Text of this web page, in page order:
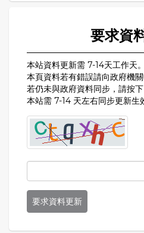
要求資
本站資料更新需 7-14天工作天。
本頁資料若有錯誤請向政府機關
若仍未與政府資料同步，請按下
本站需 7-14 天左右同步更新生
要求資料更新